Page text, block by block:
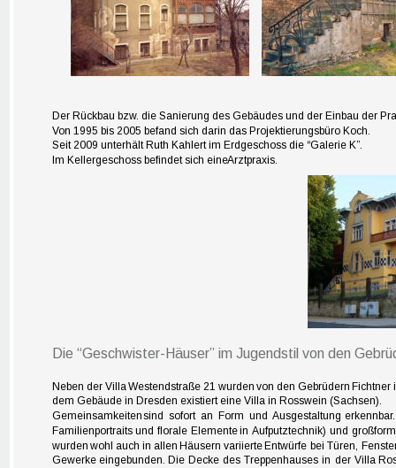
Der Rückbau bzw. die Sanierung des Gebäudes und der Einbau der
Von 1995 bis 2005 befand sich darin das Projektierungsbüro Koch.
Seit 2009 unterhält Ruth Kahlert im Erdgeschoss die “Galerie K”.
Im Kellergeschoss befindet sich eine Arztpraxis.
Die “Geschwister-Häuser” im Jugendstil von den
Neben der Villa Westendstraße 21 wurden von den Gebrüdern Fichtner
dem Gebäude in Dresden existiert eine Villa in Rosswein (Sachsen).
Gemeinsamkeiten sind sofort an Form und Ausgestaltung
Familienportraits und florale Elemente in Aufputztechnik) und
wurden wohl auch in allen Häusern variierte Entwürfe bei Türen,
Gewerke eingebunden. Die Decke des Treppenhauses in der Villa